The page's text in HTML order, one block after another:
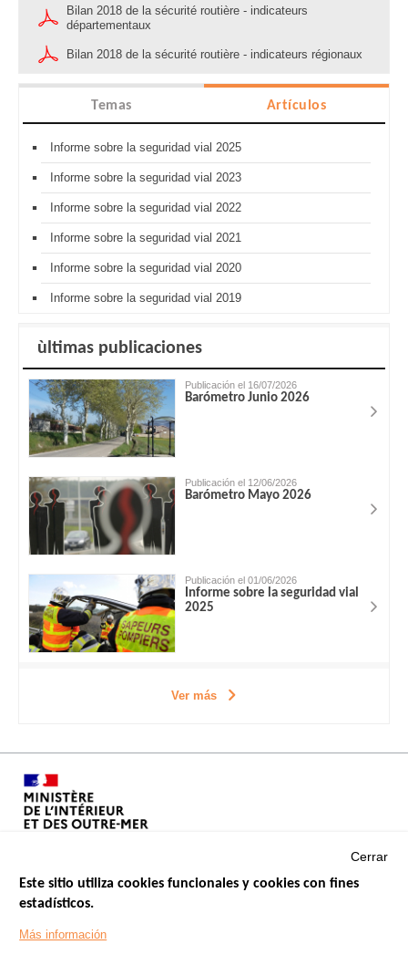
Bilan 2018 de la sécurité routière - indicateurs
départementaux
Bilan 2018 de la sécurité routière - indicateurs régionaux
Temas Artículos
Informe sobre la seguridad vial 2025
Informe sobre la seguridad vial 2023
Informe sobre la seguridad vial 2022
Informe sobre la seguridad vial 2021
Informe sobre la seguridad vial 2020
Informe sobre la seguridad vial 2019
ùltimas publicaciones
Publicación el 16/07/2026
Barómetro Junio 2026
Publicación el 12/06/2026
Barómetro Mayo 2026
Publicación el 01/06/2026
Informe sobre la seguridad vial
2025
Ver más
Footer
Cerrar
Este sitio utiliza cookies funcionales y cookies con fines
estadísticos.
Más información